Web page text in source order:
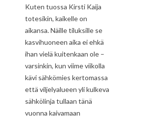
Kuten tuossa Kirsti Kaija
totesikin, kaikelle on
aikansa. Näille tiluksille se
kasvihuoneen aika ei ehkä
ihan vielä kuitenkaan ole –
varsinkin, kun viime viikolla
kävi sähkömies kertomassa
että viljelyalueen yli kulkeva
sähkölinja tullaan tänä
vuonna kaivamaan